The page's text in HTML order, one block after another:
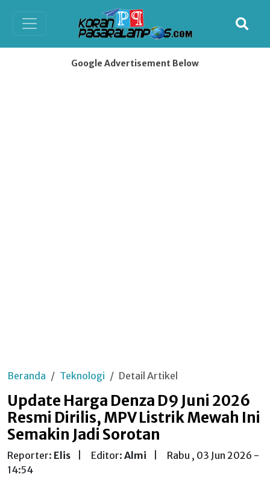
Google Advertisement Below
Beranda Teknologi Detail Artikel
Update Harga Denza D9 Juni 2026
Resmi Dirilis, MPV Listrik Mewah Ini
Semakin Jadi Sorotan
Reporter: Elis Editor: Almi
Rabu , 03 Jun 2026 -
14:54